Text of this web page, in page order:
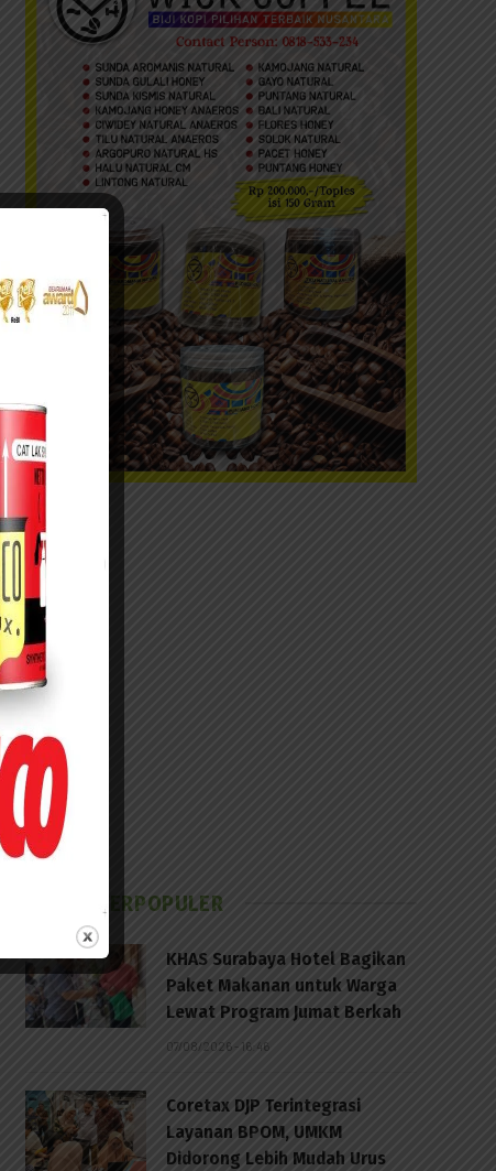
BERITA TERPOPULER
KHAS Surabaya Hotel Bagikan
Paket Makanan untuk Warga
Lewat Program Jumat Berkah
07/08/2026 - 16:46
Coretax DJP Terintegrasi
Layanan BPOM, UMKM
Didorong Lebih Mudah Urus